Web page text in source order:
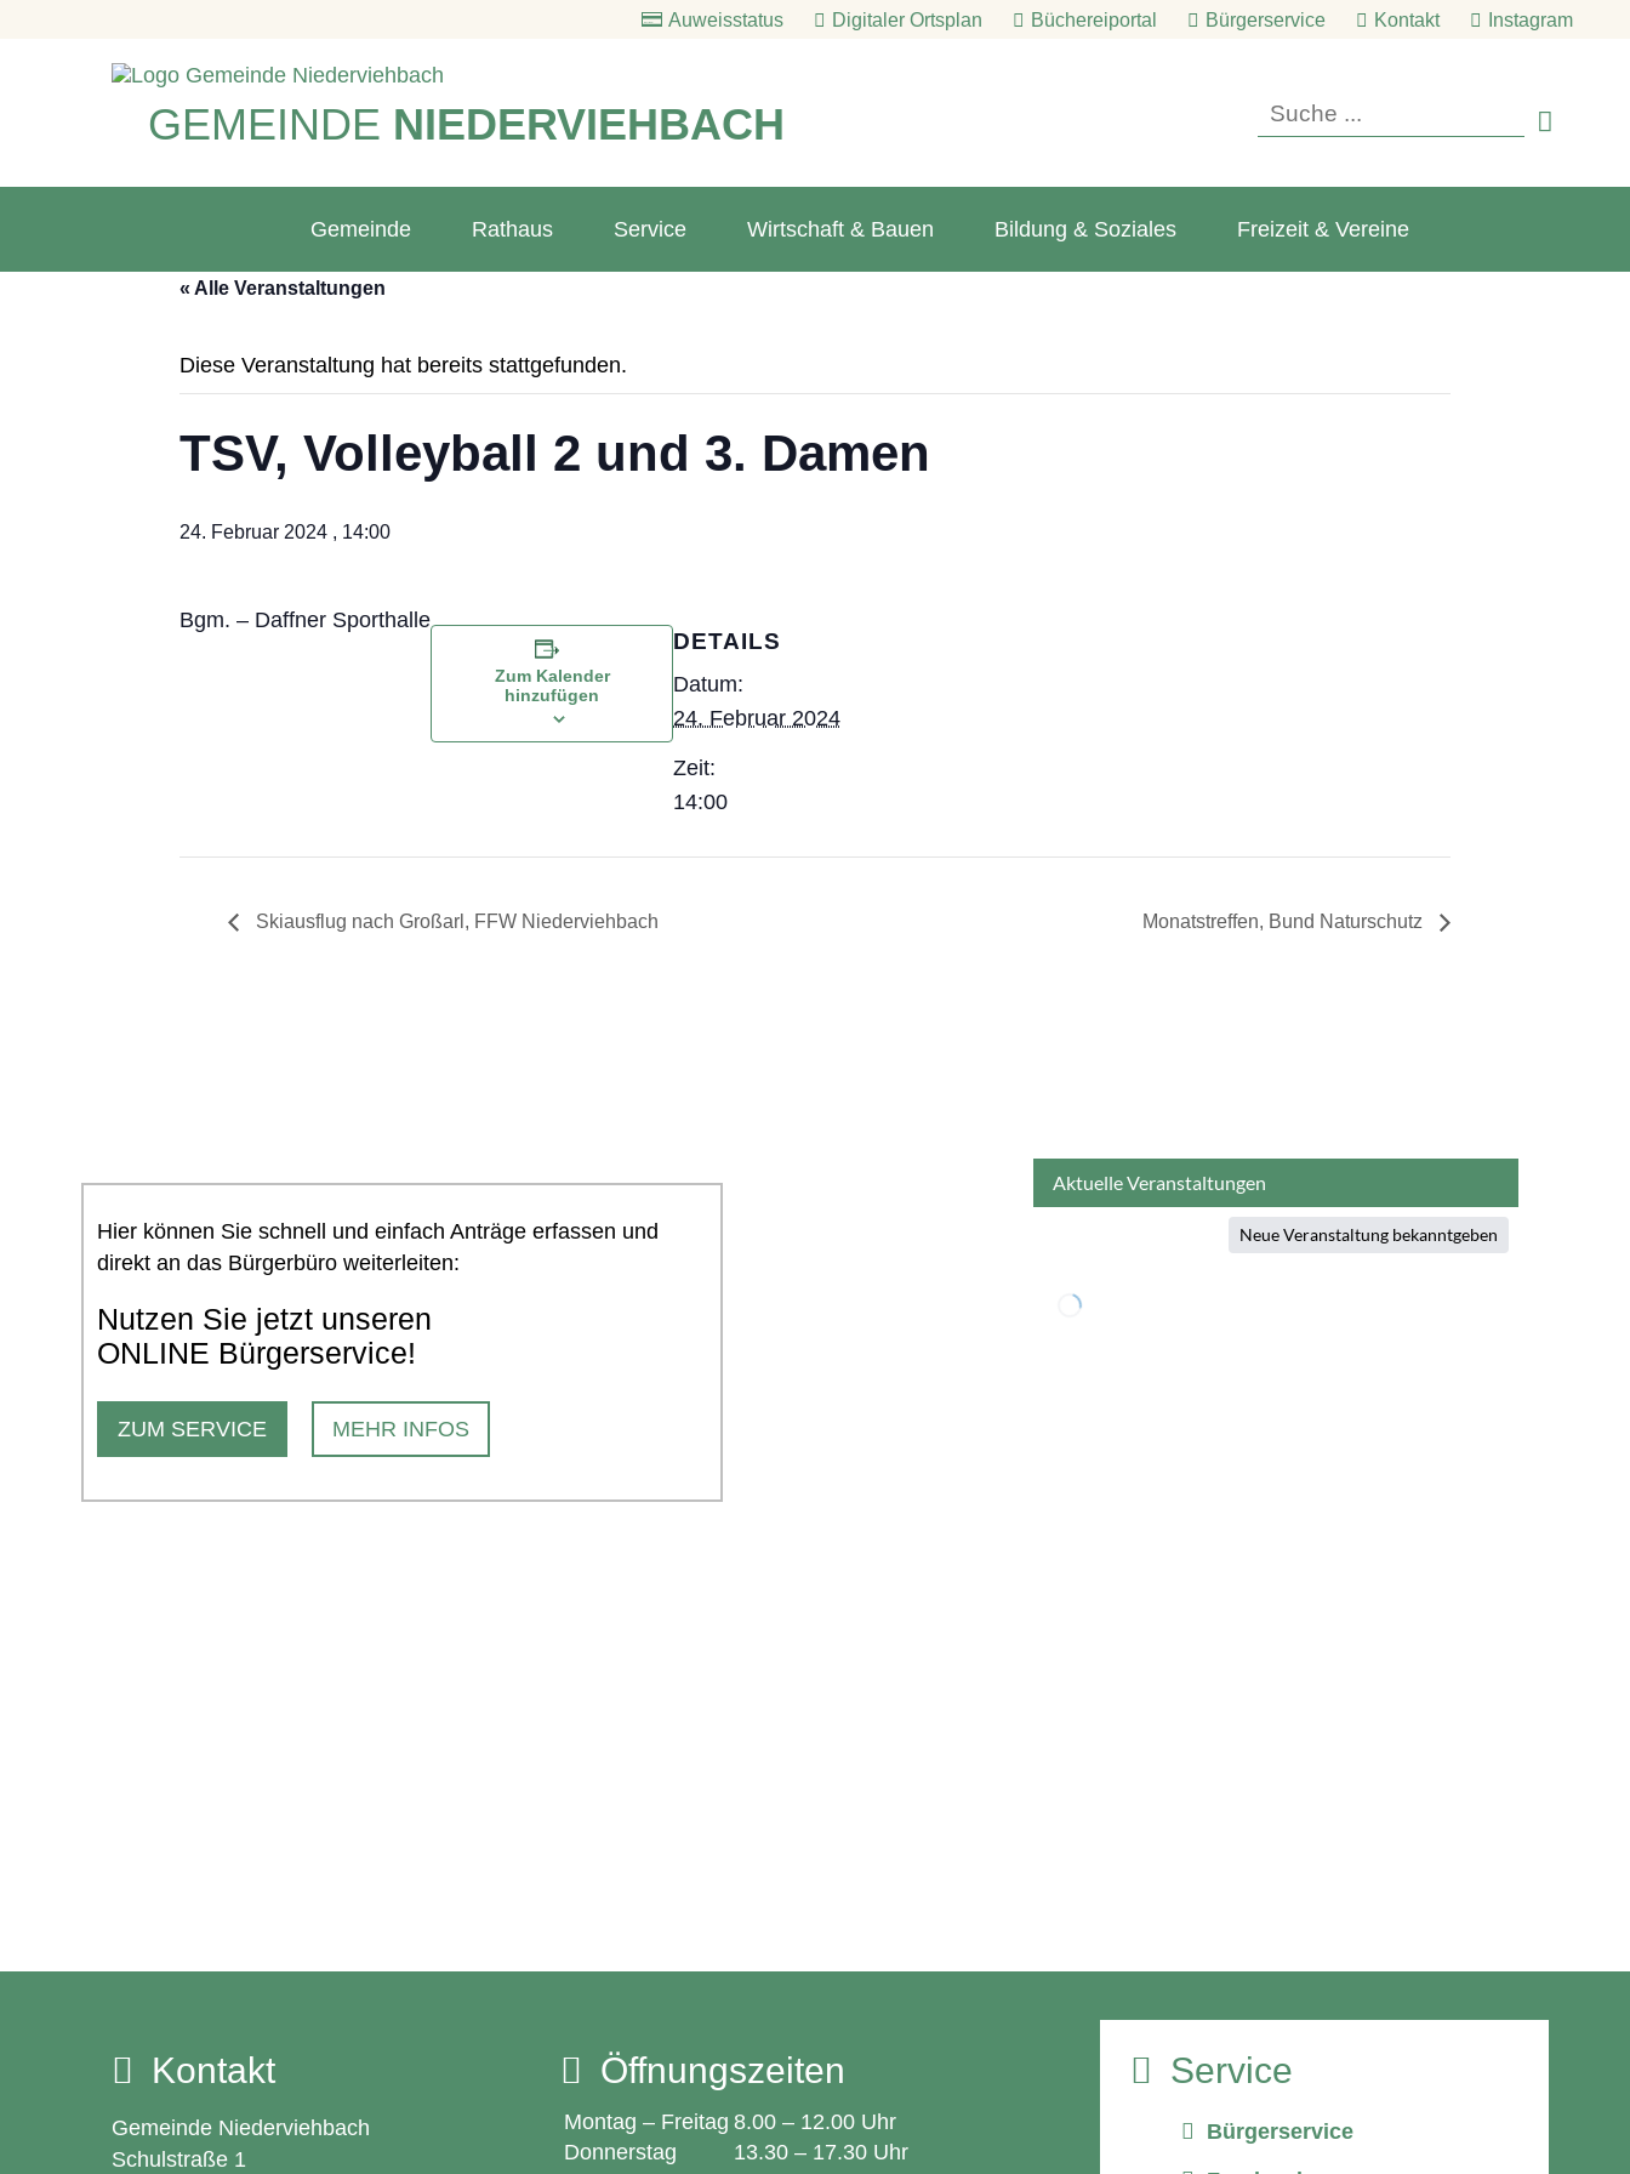
Auweisstatus Digitaler Ortsplan Büchereiportal Bürgerservice Kontakt Instagram

GEMEINDE NIEDERVIEHBACH
Gemeinde Rathaus Service Wirtschaft & Bauen Bildung & Soziales Freizeit & Vereine
« Alle Veranstaltungen
Diese Veranstaltung hat bereits stattgefunden.
TSV, Volleyball 2 und 3. Damen
24. Februar 2024 , 14:00
Bgm. – Daffner Sporthalle
Zum Kalender
hinzufügen
DETAILS
Datum:
24. Februar 2024
Zeit:
14:00
Skiausflug nach Großarl, FFW Niederviehbach Monatstreffen, Bund Naturschutz
Hier können Sie schnell und einfach Anträge erfassen und
direkt an das Bürgerbüro weiterleiten:
Nutzen Sie jetzt unseren
ONLINE Bürgerservice!
ZUM SERVICE MEHR INFOS
Kontakt
Gemeinde Niederviehbach
Schulstraße 1
Öffnungszeiten
Montag – Freitag 8.00 – 12.00 Uhr
Donnerstag
13.30 – 17.30 Uhr
Service
Bürgerservice